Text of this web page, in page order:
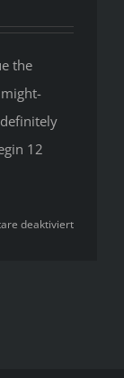
the
12
deaktiviertfür